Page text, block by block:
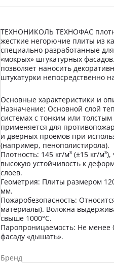
ТЕХНОНИКОЛЬ ТЕХНОФАС
жесткие негорючие плиты из
специально разработанные
«мокрых» штукатурных
позволяет наносить
штукатурки непосредственно
Основные характеристики и
Назначение: Основной слой
системах с тонким или
применяется для
и дверных проемов при
(например, пенополистирола).
Плотность: 145 кг/м³ (±15 кг/
высокую устойчивость к
слоев.
Геометрия: Плиты размером
мм.
Пожаробезопасность:
материалы). Волокна
свыше 1000°С.
Паропроницаемость: Не менее
фасаду «дышать».
Бренд